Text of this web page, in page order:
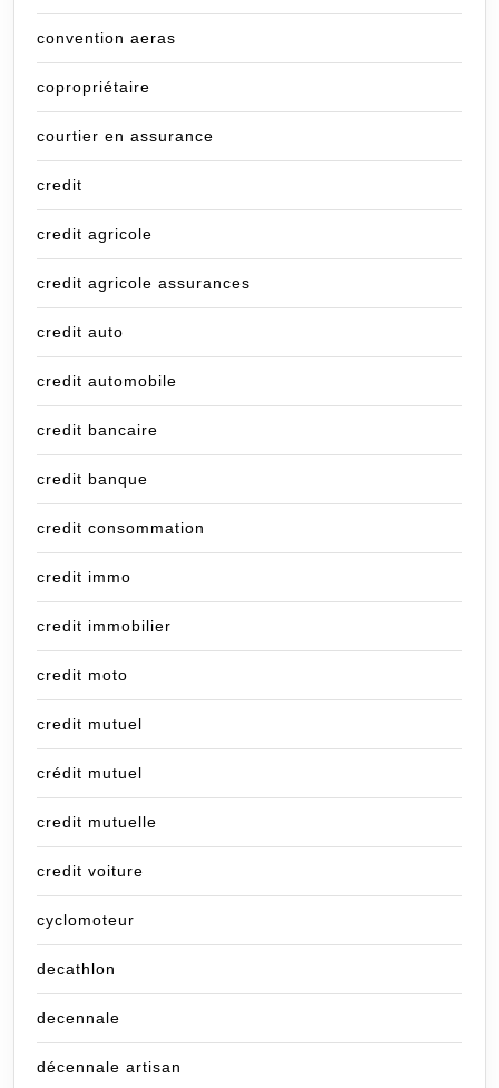
convention aeras
copropriétaire
courtier en assurance
credit
credit agricole
credit agricole assurances
credit auto
credit automobile
credit bancaire
credit banque
credit consommation
credit immo
credit immobilier
credit moto
credit mutuel
crédit mutuel
credit mutuelle
credit voiture
cyclomoteur
decathlon
decennale
décennale artisan